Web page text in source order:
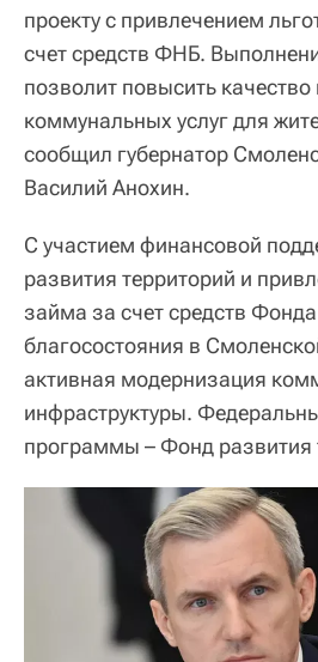
проекту с привлечением
счет средств ФНБ.
позволит повысить
коммунальных услуг для
сообщил губернатор
Василий Анохин.
С участием финансовой
развития территорий и
займа за счет средств
благосостояния в
активная модернизация
инфраструктуры.
программы – Фонд развития